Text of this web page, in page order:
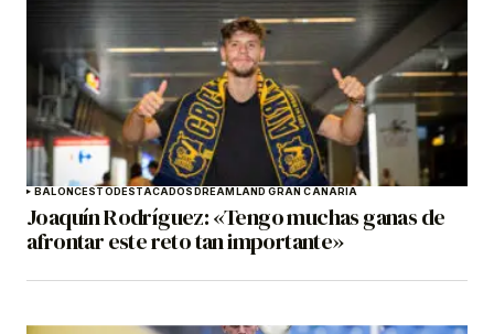
BALONCESTODESTACADOSDREAMLAND GRAN CANARIA
Joaquín Rodríguez: «Tengo muchas ganas de
afrontar este reto tan importante»